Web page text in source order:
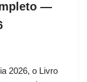
—
2026, o Livro